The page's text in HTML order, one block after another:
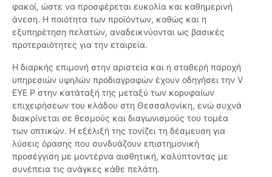
φακοί, ώστε να προσφέρεται ευκολία και καθημερινή
άνεση. Η ποιότητα των προϊόντων, καθώς και η
εξυπηρέτηση πελατών, αναδεικνύονται ως βασικές
προτεραιότητες για την εταιρεία.
Η διαρκής επιμονή στην αριστεία και η σταθερή παροχή
υπηρεσιών υψηλών προδιαγραφών έχουν οδηγήσει την V
EYE P στην κατάταξή της μεταξύ των κορυφαίων
επιχειρήσεων του κλάδου στη Θεσσαλονίκη, ενώ συχνά
διακρίνεται σε θεσμούς και διαγωνισμούς του τομέα
των οπτικών. Η εξέλιξή της τονίζει τη δέσμευση για
λύσεις όρασης που συνδυάζουν επιστημονική
προσέγγιση με μοντέρνα αισθητική, καλύπτοντας με
συνέπεια τις ανάγκες κάθε πελάτη.